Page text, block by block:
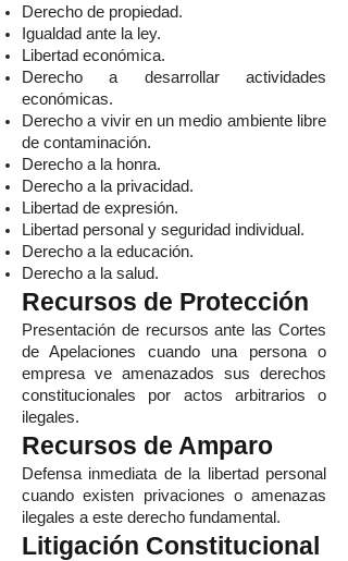
Derecho de propiedad.
Igualdad ante la ley.
Libertad económica.
Derecho a desarrollar actividades
económicas.
Derecho a vivir en un medio ambiente libre
de contaminación.
Derecho a la honra.
Derecho a la privacidad.
Libertad de expresión.
Libertad personal y seguridad individual.
Derecho a la educación.
Derecho a la salud.
Recursos de Protección
Presentación de recursos ante las Cortes
de Apelaciones cuando una persona o
empresa ve amenazados sus derechos
constitucionales por actos arbitrarios o
ilegales.
Recursos de Amparo
Defensa inmediata de la libertad personal
cuando existen privaciones o amenazas
ilegales a este derecho fundamental.
Litigación Constitucional